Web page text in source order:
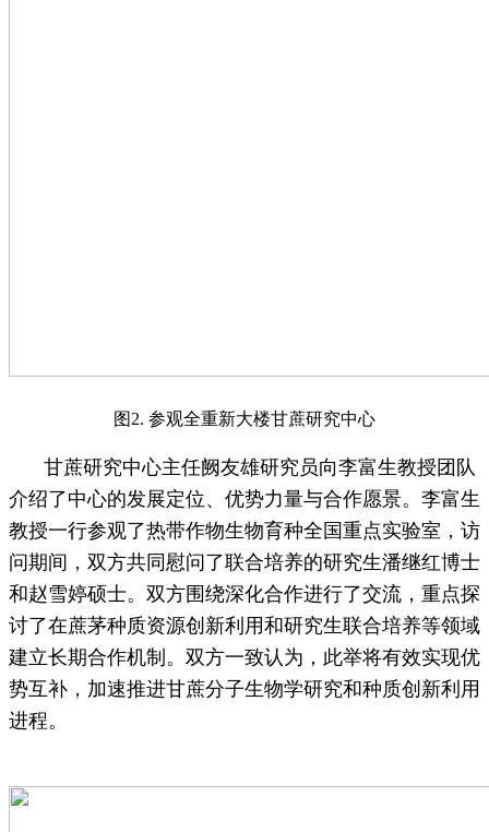
图2. 参观全重新大楼甘蔗研究中心
甘蔗研究中心主任阙友雄研究员向李富生教授团队
介绍了中心的发展定位、优势力量与合作愿景。李富生
教授一行参观了热带作物生物育种全国重点实验室，访
问期间，双方共同慰问了联合培养的研究生潘继红博士
和赵雪婷硕士。双方围绕深化合作进行了交流，重点探
讨了在蔗茅种质资源创新利用和研究生联合培养等领域
建立长期合作机制。双方一致认为，此举将有效实现优
势互补，加速推进甘蔗分子生物学研究和种质创新利用
进程。